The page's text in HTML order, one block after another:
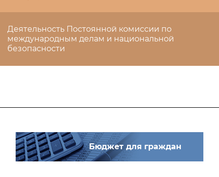
Деятельность Постоянной комиссии по
международным делам и национальной
безопасности
Бюджет для граждан